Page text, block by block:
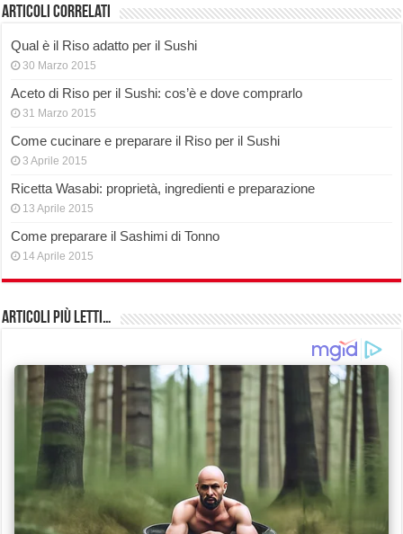
Articoli correlati
Qual è il Riso adatto per il Sushi
30 Marzo 2015
Aceto di Riso per il Sushi: cos’è e dove comprarlo
31 Marzo 2015
Come cucinare e preparare il Riso per il Sushi
3 Aprile 2015
Ricetta Wasabi: proprietà, ingredienti e preparazione
13 Aprile 2015
Come preparare il Sashimi di Tonno
14 Aprile 2015
Articoli più Letti…